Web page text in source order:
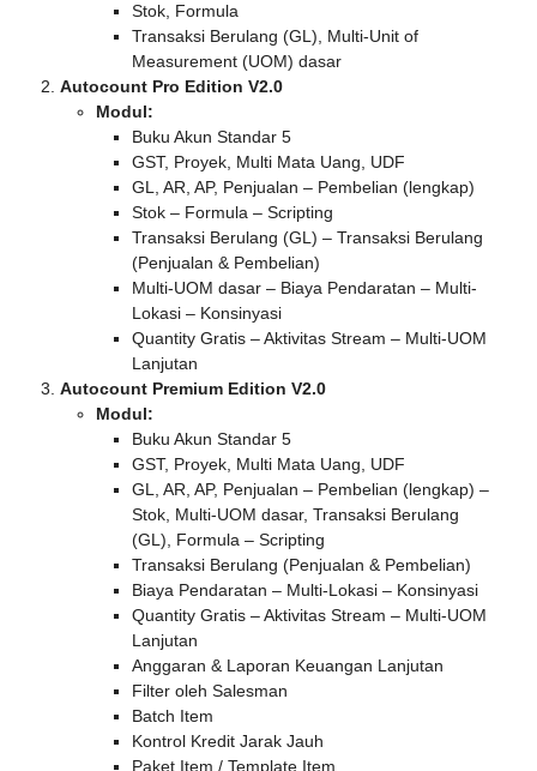
Stok, Formula
Transaksi Berulang (GL), Multi-Unit of
Measurement (UOM) dasar
Autocount Pro Edition V2.0
Modul:
Buku Akun Standar 5
GST, Proyek, Multi Mata Uang, UDF
GL, AR, AP, Penjualan – Pembelian (lengkap)
Stok – Formula – Scripting
Transaksi Berulang (GL) – Transaksi Berulang
(Penjualan & Pembelian)
Multi-UOM dasar – Biaya Pendaratan – Multi-
Lokasi – Konsinyasi
Quantity Gratis – Aktivitas Stream – Multi-UOM
Lanjutan
Autocount Premium Edition V2.0
Modul:
Buku Akun Standar 5
GST, Proyek, Multi Mata Uang, UDF
GL, AR, AP, Penjualan – Pembelian (lengkap) –
Stok, Multi-UOM dasar, Transaksi Berulang
(GL), Formula – Scripting
Transaksi Berulang (Penjualan & Pembelian)
Biaya Pendaratan – Multi-Lokasi – Konsinyasi
Quantity Gratis – Aktivitas Stream – Multi-UOM
Lanjutan
Anggaran & Laporan Keuangan Lanjutan
Filter oleh Salesman
Batch Item
Kontrol Kredit Jarak Jauh
Paket Item / Template Item